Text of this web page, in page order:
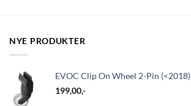
NYE PRODUKTER
EVOC Clip On Wheel 2-Pin (<2018)
199,00,-